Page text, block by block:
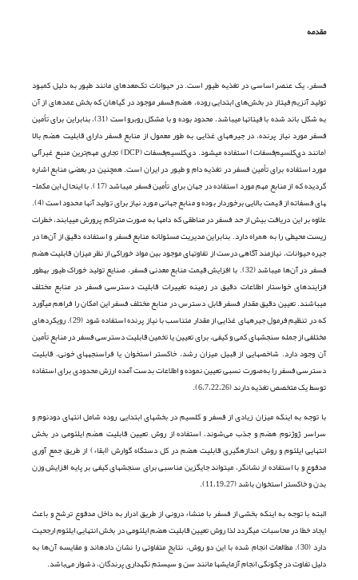
مقدمه
فسفر، یک عنصر اساسی در تغذیه طیور است. در حیوانات تک‌معده­ای مانند طیور به دلیل کمبود
تولید آنزیم فیتاز در بخش‌های ابتدایی روده، هضم فسفر موجود در گیاهان که بخش عمده­ای از آن
به شکل باند شده با فیتات­ها می­باشد، محدود بوده و با مشکل روبرو است (31)، بنابراین برای تأمین
فسفر مورد نیاز پرنده، در جیره­های غذایی به طور معمول از منابع فسفر دارای قابلیت هضم بالا
(مانند دی‌کلسیم‌فسفات) استفاده می­شود. دی‌کلسیم‌فسفات (DCP) تجاری مهم‌ترین منبع غیرآلی
مورد استفاده برای تأمین فسفر در تغذیه دام و طیور در ایران است. همچنین در بعضی منابع اشاره
گردیده که از منابع مهم مورد استفاده در جهان برای تأمین فسفر می­باشد (17). با این­حال این مکمل­
های فسفاته از قیمت بالایی برخوردار بوده و منابع جهانی مورد نیاز برای تولید آن­ها محدود است (4).
علاوه بر این دریافت بیش از حد فسفر در مناطقی که دام­ها به صورت متراکم پرورش می­یابند، خطرات
زیست محیطی را به همراه دارد. بنابراین مدیریت مسئولانه منابع فسفر و استفاده دقیق از آن‌ها در
جیره حیوانات، نیازمند آگاهی درست از تفاوت­های موجود بین مواد خوراکی از نظر میزان قابلیت هضم
فسفر در آن‌ها می­باشد (32). با افزایش قیمت منابع معدنی فسفر، صنایع تولید خوراک طیور به­طور
فزاینده­ای خواستار اطلاعات دقیق در زمینه تغییرات قابلیت دسترسی فسفر در منابع مختلف
می‎باشند. تعیین دقیق مقدار فسفر قابل دسترس در منابع مختلف فسفر این امکان را فراهم می­آورد
که در تنظیم فرمول جیره­های غذایی از مقدار متناسب با نیاز پرنده استفاده شود (29). رویکرد­های
مختلفی از جمله سنجش­های کمی و کیفی، برای تعیین یا تخمین قابلیت دسترسی فسفر در منابع تأمین
آن وجود دارد. شاخص­هایی از قبیل میزان رشد، خاکستر استخوان یا فراسنجه­های خونی، قابلیت
دسترسی فسفر را به‌صورت نسبی تعیین نموده و اطلاعات بدست آمده ارزش محدودی برای استفاده
توسط یک متخصص تغذیه دارند (6،7،22،26).
با توجه به اینکه میزان زیادی از فسفر و کلسیم در بخش­های ابتدایی روده شامل انتهای دودنوم و
سراسر ژوژنوم هضم و جذب می‌شوند، استفاده از روش­ تعیین قابلیت هضم ایلئومی در بخش
انتهایی ایلئوم و روش اندازه­گیری قابلیت هضم در کل دستگاه گوارش (ابقاء) از طریق جمع آوری
مدفوع و با استفاده از نشانگر، می­تواند جایگزین مناسبی برای سنجش­های کیفی بر پایه افزایش وزن
بدن و خاکستر استخوان باشد (11،19،27).
البته با توجه به اینکه بخشی از فسفر با منشاء درونی از طریق ادرار به داخل مدفوع ترشح و باعث
ایجاد خطا در محاسبات می­گردد لذا روش تعیین قابلیت هضم ایلئومی در بخش انتهایی ایلئوم ارجحیت
دارد (30). مطالعات انجام شده با این دو روش، نتایج متفاوتی را نشان داده­اند و مقایسه آن‌ها به
دلیل تفاوت در چگونگی انجام آزمایش­ها مانند سن و سیستم نگهداری پرندگان، دشوار می‌باشد.